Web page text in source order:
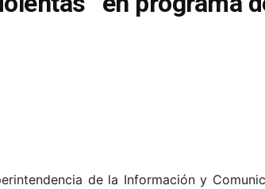
de la Información y